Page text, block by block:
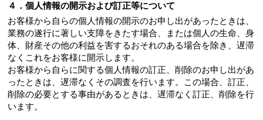
４．個人情報の開示および訂正等について
お客様から自らの個人情報の開示のお申し出があったときは、
業務の遂行に著しい支障をきたす場合、または個人の生命、身
体、財産その他の利益を害するおそれのある場合を除き、遅滞
なくこれをお客様に開示します。
お客様から自らに関する個人情報の訂正、削除のお申し出があ
ったときは、遅滞なくその調査を行います。この場合、訂正、
削除の必要とする事由があるときは、遅滞なく訂正、削除を行
います。